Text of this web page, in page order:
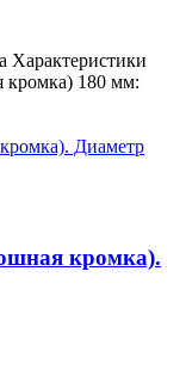
Характеристики
кромка) 180 мм:
кромка).